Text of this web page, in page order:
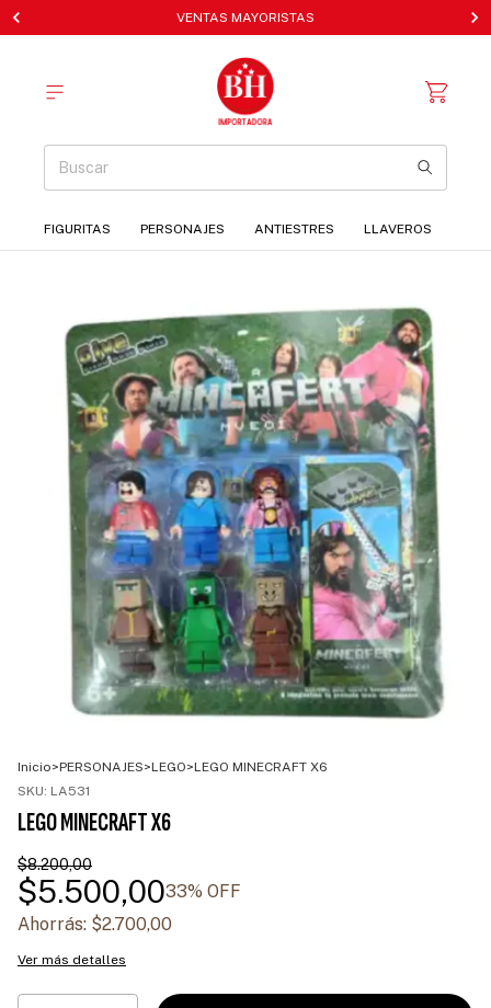
VENTAS MAYORISTAS
FIGURITAS PERSONAJES ANTIESTRES LLAVEROS
Inicio>PERSONAJES>LEGO>LEGO MINECRAFT X6
SKU: LA531
LEGO MINECRAFT X6
$8.200,00
$5.500,0033% OFF
Ahorrás: $2.700,00
Ver más detalles